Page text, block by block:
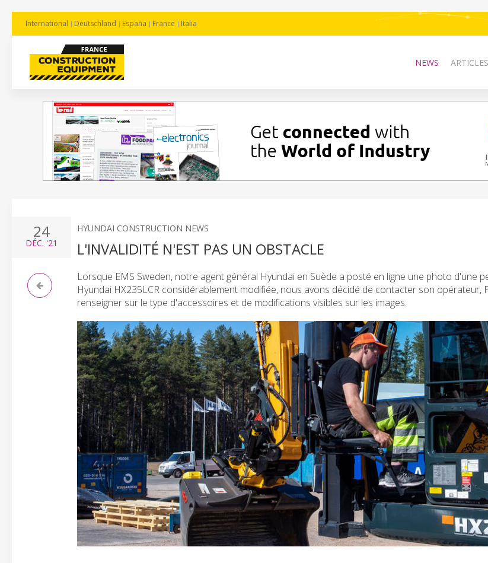
International Deutschland España France Italia
NEWS
24
DÉC. '21
HYUNDAI CONSTRUCTION NEWS
L'INVALIDITÉ N'EST PAS UN OBSTACLE
Lorsque EMS Sweden, notre agent général Hyundai en Suède a posté en ligne une photo d'une
Hyundai HX235LCR considérablement modifiée, nous avons décidé de contacter son opérateur,
renseigner sur le type d'accessoires et de modifications visibles sur les images.